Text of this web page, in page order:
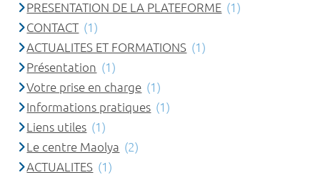
PRESENTATION DE LA PLATEFORME (1)
CONTACT (1)
ACTUALITES ET FORMATIONS (1)
Présentation (1)
Votre prise en charge (1)
Informations pratiques (1)
Liens utiles (1)
Le centre Maolya (2)
ACTUALITES (1)